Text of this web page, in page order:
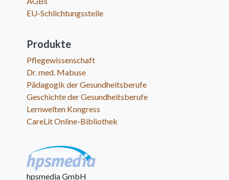
EU-Schlichtungsstelle
Produkte
Pflegewissenschaft
Dr. med. Mabuse
Pädagogik der Gesundheitsberufe
Geschichte der Gesundheitsberufe
Lernwelten Kongress
CareLit Online-Bibliothek
hpsmedia GmbH